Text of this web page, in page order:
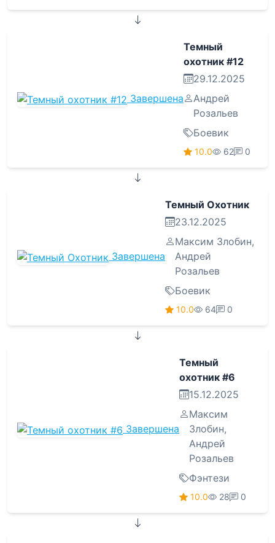
Завершена
Темный
охотник #12
29.12.2025
Андрей
Розальев
Боевик
10.0 62 0
Завершена
Темный Охотник
23.12.2025
Максим Злобин,
Андрей
Розальев
Боевик
10.0 64 0
Завершена
Темный
охотник #6
15.12.2025
Максим
Злобин,
Андрей
Розальев
Фэнтези
10.0 28 0